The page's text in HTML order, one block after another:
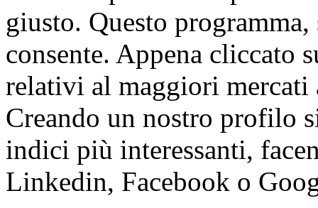
giusto. Questo
consente. Appena cliccato
relativi al maggiori
Creando un nostro profilo
indici più interessanti,
Linkedin, Facebook o